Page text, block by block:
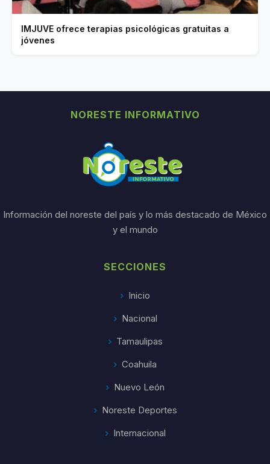
IMJUVE ofrece terapias psicológicas gratuitas a
jóvenes
NORESTE INFORMATIVO
Información del noreste del país y lo más destacado de México
y el mundo
SECCIONES
Inicio
Nacional
Tamaulipas
Coahuila
Nuevo León
Noreste Deportes
Internacional